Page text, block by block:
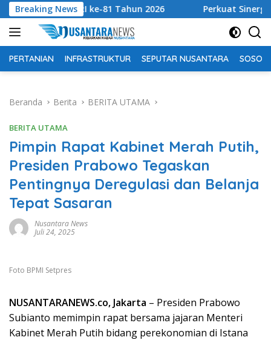
Langsung
ke
konten
Breaking News
RI ke-81 Tahun 2026 Perkuat Sinergi Tingkatkan
PERTANIAN INFRASTRUKTUR SEPUTAR NUSANTARA SOSOK
Beranda Berita BERITA UTAMA
BERITA UTAMA
Pimpin Rapat Kabinet Merah Putih,
Presiden Prabowo Tegaskan
Pentingnya Deregulasi dan Belanja
Tepat Sasaran
Nusantara News
Juli 24, 2025
Foto BPMI Setpres
NUSANTARANEWS.co, Jakarta – Presiden Prabowo
Subianto memimpin rapat bersama jajaran Menteri
Kabinet Merah Putih bidang perekonomian di Istana